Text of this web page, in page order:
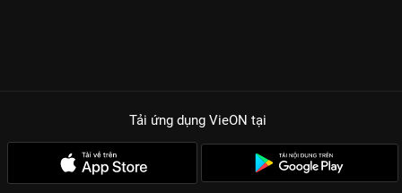
Tải ứng dụng VieON tại